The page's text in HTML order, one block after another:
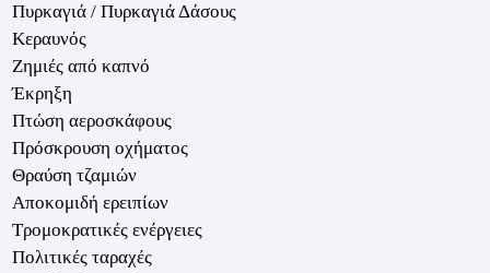
Πυρκαγιά / Πυρκαγιά Δάσους
Κεραυνός
Ζημιές από καπνό
Έκρηξη
Πτώση αεροσκάφους
Πρόσκρουση οχήματος
Θραύση τζαμιών
Αποκομιδή ερειπίων
Τρομοκρατικές ενέργειες
Πολιτικές ταραχές